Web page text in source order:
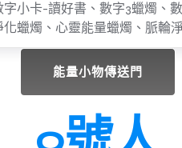
字小卡-讀好書、數字3蠟燭、
化蠟燭、心靈能量蠟燭、脈輪
能量小物傳送門